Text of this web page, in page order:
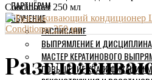
ПАРТНЁРАМ
ОБУЧЕНИЕ
РАСПИСАНИЕ
ВЫПРЯМЛЕНИЕ И ДИСЦИПЛИНА
МАСТЕР КЕРАТИНОВОГО
ПОВЫШЕНИЕ КВАЛИФИКАЦИИ
Conditioner 250 мл